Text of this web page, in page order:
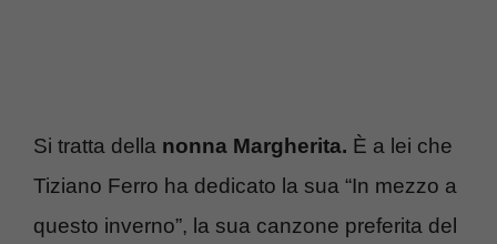
Si tratta della nonna Margherita. È a lei che
Tiziano Ferro ha dedicato la sua “In mezzo a
questo inverno”, la sua canzone preferita del